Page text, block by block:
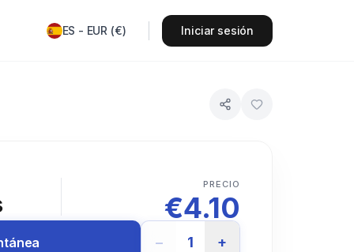
ES - EUR (€) Iniciar sesión
PRECIO
€4.10
− 1 +